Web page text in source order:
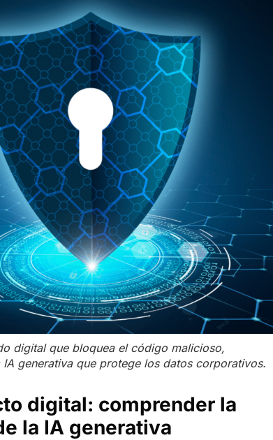
digital que bloquea el código malicioso,
generativa que protege los datos corporativos.
digital: comprender la
la IA generativa